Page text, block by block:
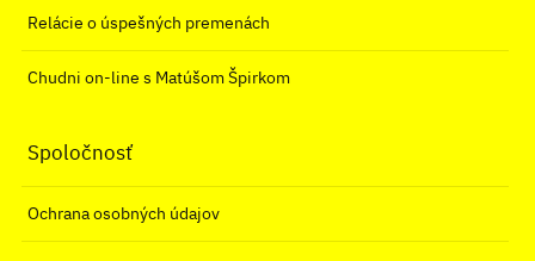
Relácie o úspešných premenách
Chudni on-line s Matúšom Špirkom
Spoločnosť
Ochrana osobných údajov